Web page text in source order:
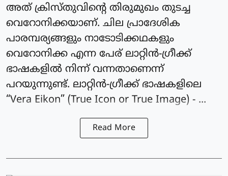
അത് ക്രിസ്തുവിന്റെ തിരുമുഖം തുടച്ച
വെറോനിക്കയാണ്. ചില പ്രാദേശിക
പാരമ്പര്യങ്ങളും നാടോടിക്കഥകളും
വെറോനിക്ക എന്ന പേര് ലാറ്റിൻ-ഗ്രീക്ക്
ഭാഷകളിൽ നിന്ന് വന്നതാണെന്ന്
പറയുന്നുണ്ട്. ലാറ്റിൻ-ഗ്രീക്ക് ഭാഷകളിലെ
“Vera Eikon” (True Icon or True Image) - ...
Read More